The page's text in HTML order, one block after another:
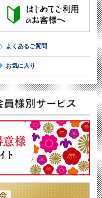
よくあるご質問
お気に入り